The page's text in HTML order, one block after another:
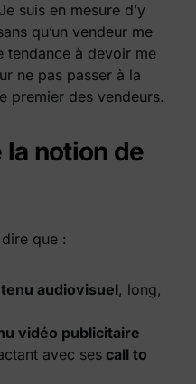
suis en mesure d’y
qu’un vendeur me
tendance à devoir me
ne pas passer à la
premier des vendeurs.
notion de
que :
audiovisuel, long,
vidéo publicitaire
avec ses call to